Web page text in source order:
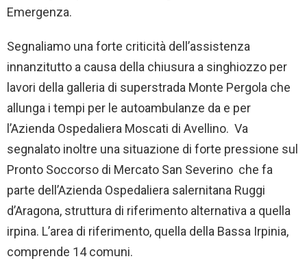
Emergenza.
Segnaliamo una forte criticità dell’assistenza
innanzitutto a causa della chiusura a singhiozzo per
lavori della galleria di superstrada Monte Pergola che
allunga i tempi per le autoambulanze da e per
l’Azienda Ospedaliera Moscati di Avellino. Va
segnalato inoltre una situazione di forte pressione sul
Pronto Soccorso di Mercato San Severino che fa
parte dell’Azienda Ospedaliera salernitana Ruggi
d’Aragona, struttura di riferimento alternativa a quella
irpina. L’area di riferimento, quella della Bassa Irpinia,
comprende 14 comuni.